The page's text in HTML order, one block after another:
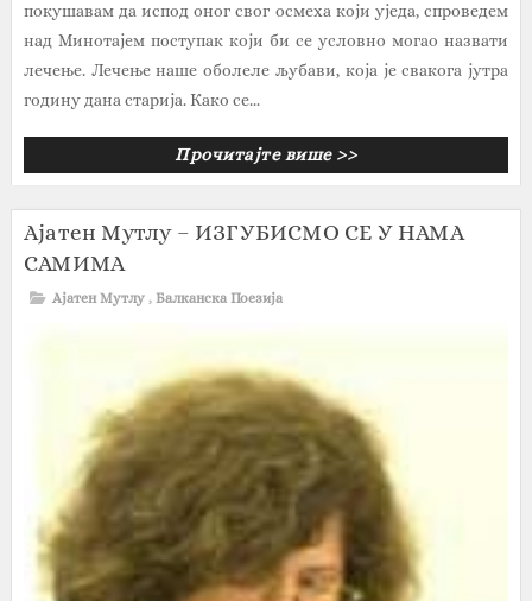
покушавам да испод оног свог осмеха који уједа, спроведем
над Минотајем поступак који би се условно могао назвати
лечење. Лечење наше оболеле љубави, која је свакога јутра
годину дана старија. Како се...
Прочитајте више >>
Аjaтен Мутлу – ИЗГУБИСМО СЕ У НАМА
САМИМА
Аjaтен Мутлу , Балканска Поезија